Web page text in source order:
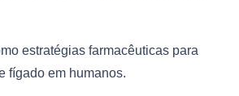
estratégias farmacêuticas para
fígado em humanos.